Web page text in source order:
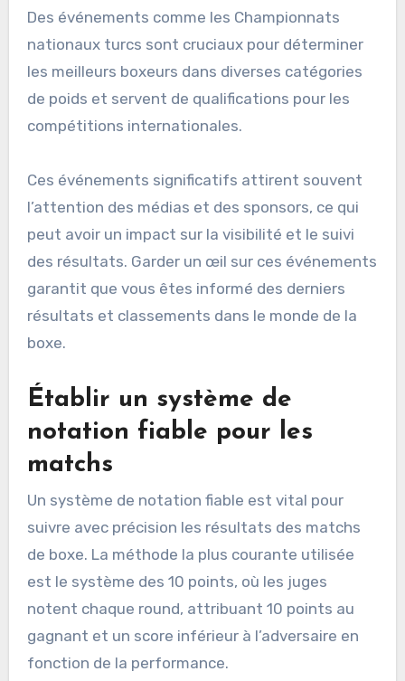
Des événements comme les Championnats
nationaux turcs sont cruciaux pour déterminer
les meilleurs boxeurs dans diverses catégories
de poids et servent de qualifications pour les
compétitions internationales.
Ces événements significatifs attirent souvent
l’attention des médias et des sponsors, ce qui
peut avoir un impact sur la visibilité et le suivi
des résultats. Garder un œil sur ces événements
garantit que vous êtes informé des derniers
résultats et classements dans le monde de la
boxe.
Établir un système de
notation fiable pour les
matchs
Un système de notation fiable est vital pour
suivre avec précision les résultats des matchs
de boxe. La méthode la plus courante utilisée
est le système des 10 points, où les juges
notent chaque round, attribuant 10 points au
gagnant et un score inférieur à l’adversaire en
fonction de la performance.